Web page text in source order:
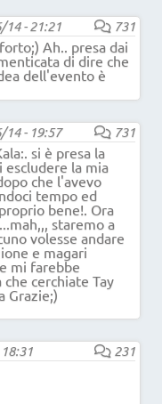
14 - 21:21
731
Ah.. presa dai
di dire che
dell'evento è
14 - 19:57
731
si è presa la
escludere la mia
che l'avevo
tempo ed
bene!. Ora
staremo a
volesse andare
e magari
mi farebbe
cerchiate Tay
Grazie;)
231